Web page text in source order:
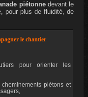
piétonnedevant le
, pour plus de fluidité, de
le chantier
spour orienter les
piétons et